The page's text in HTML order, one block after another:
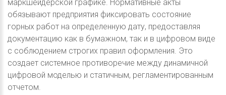
маркшейдерской графике. Нормативные акты
обязывают предприятия фиксировать состояние
горных работ на определенную дату, предоставляя
документацию как в бумажном, так и в цифровом виде
с соблюдением строгих правил оформления. Это
создает системное противоречие между динамичной
цифровой моделью и статичным, регламентированным
отчетом.